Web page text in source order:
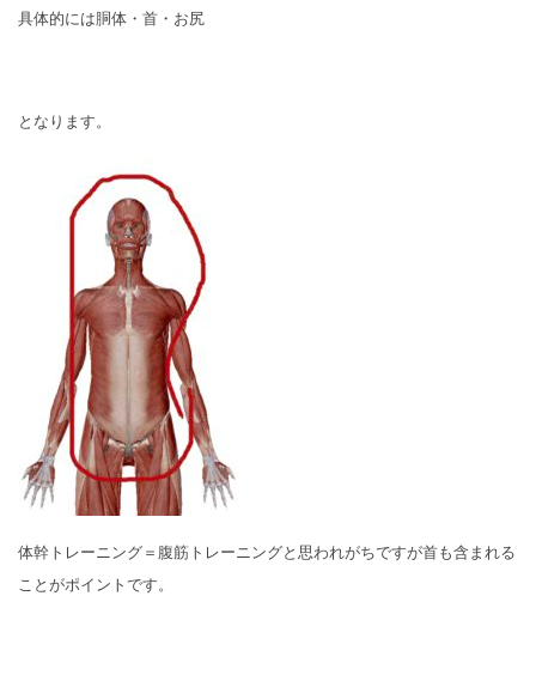
具体的には胴体・首・お尻
となります。
体幹トレーニング＝腹筋トレーニングと思われがちですが首も含まれる
ことがポイントです。